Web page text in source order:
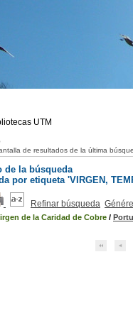
UTM
de resultados de la última
de la búsqueda
por etiqueta'VIRGEN,
Refinar búsqueda
de la Caridad de Cobre /